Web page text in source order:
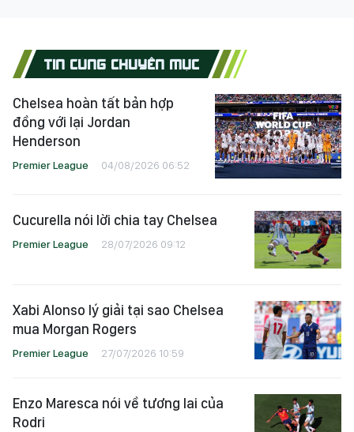
TIN CÙNG CHUYÊN MỤC
Chelsea hoàn tất bản hợp
đồng với lại Jordan
Henderson
Premier League 04/08/2026 06:52
Cucurella nói lời chia tay Chelsea
Premier League 28/07/2026 09:12
Xabi Alonso lý giải tại sao Chelsea
mua Morgan Rogers
Premier League 27/07/2026 10:59
Enzo Maresca nói về tương lai của
Rodri